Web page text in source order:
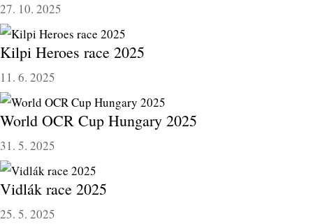
27. 10. 2025
Kilpi Heroes race 2025
11. 6. 2025
World OCR Cup Hungary 2025
31. 5. 2025
Vidlák race 2025
25. 5. 2025